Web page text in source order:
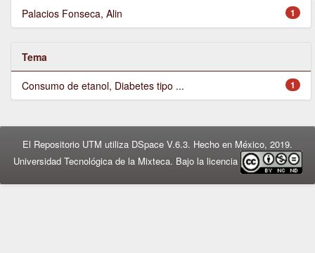
1
Palacios Fonseca, Alin
Tema
1
Consumo de etanol, Diabetes tipo ...
El Repositorio UTM utiliza DSpace V.6.3. Hecho en México, 2019.
Universidad Tecnológica de la Mixteca. Bajo la licencia